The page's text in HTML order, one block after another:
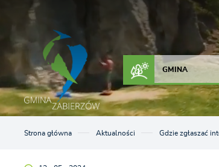
Przejdź do menu.
Przejdź do wyszukiwarki.
Przejdź do treści.
Przejdź do ustawień wielkości czcionki.
Włącz wersję kontrastową strony.
GMINA
Strona główna Aktualności Gdzie zgłaszać